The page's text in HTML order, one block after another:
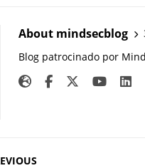
About mindsecblog
Blog patrocinado por